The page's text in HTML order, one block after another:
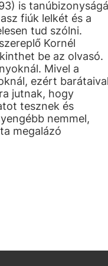
is
fiúk lelkét és a
tud szólni.
Kornél
be az olvasó.
Mivel a
ezért barátaival
jutnak, hogy
tesznek és
nemmel,
megalázó